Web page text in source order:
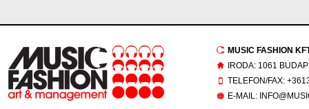
MUSIC FASHION
IRODA: 1061
TELEFON/FAX:
E-MAIL: